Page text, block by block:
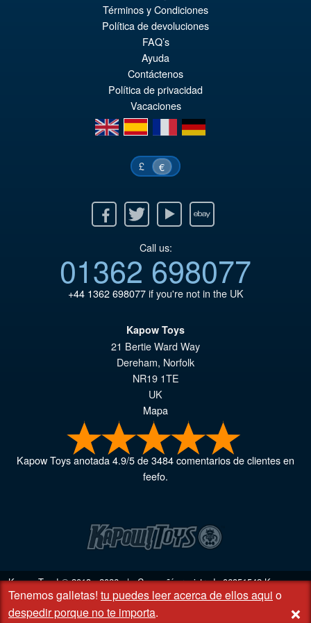
PRE ORDENA
Términos y Condiciones
Política de devoluciones
FAQ’s
Ayuda
Contáctenos
Política de privacidad
Vacaciones
en
es fr de
£ €
Twitter Youtube Ebay
Call us:
01362 698077
+44 1362 698077if you're not in the UK
Kapow Toys
21 Bertie Ward Way
Dereham, Norfolk
NR19 1TE
UK
Mapa
Kapow Toysanotada4.9/5de3484comentarios de clientes en
feefo.
Kapow Toys! © 2013 - 2026 | Compañía registrada06851542Kapow
Toys Limited | Oficina registrada DC Business Centre, 10 Charles Wood
Rd, Rash's Green, Dereham, Norfolk NR19 1SX | VAT GB 948221025
Tenemos galletas! tu puedes leer acerca de ellos aqui o
despedir porque no te importa. +